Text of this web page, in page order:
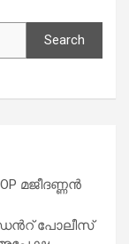
Search
മജീദണ്ണൻ
പോലീസ്